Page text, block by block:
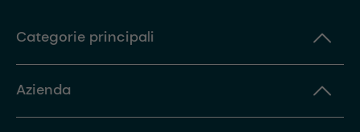
Categorie principali
Azienda